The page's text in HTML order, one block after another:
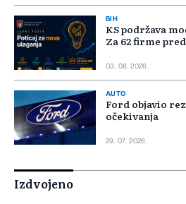
BIH
KS podržava
Za 62 firme
03. 08. 2026.
AUTO
Ford objavio
očekivanja
29. 07. 2026.
Izdvojeno